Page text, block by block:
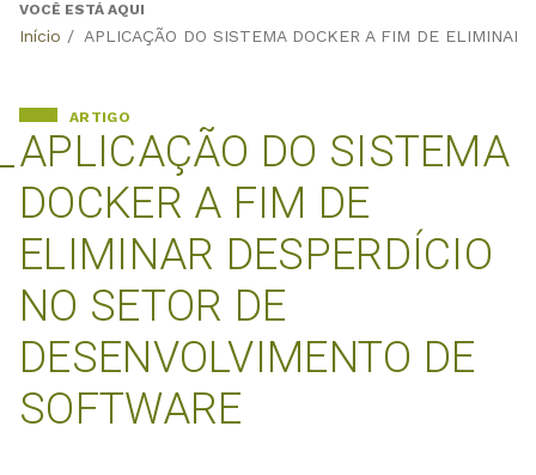
Back
VOCÊ ESTÁ AQUI
Início / APLICAÇÃO DO SISTEMA DOCKER A FIM DE
APLICAÇÃO DO SISTEMA
DOCKER A FIM DE
ELIMINAR DESPERDÍCIO
NO SETOR DE
DESENVOLVIMENTO DE
SOFTWARE
ARTIGO